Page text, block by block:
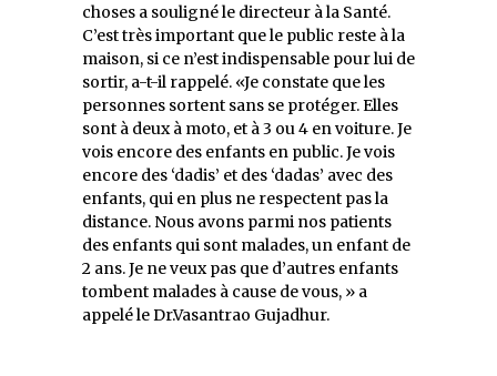
choses a souligné le directeur à la Santé.
C’est très important que le public reste à la
maison, si ce n’est indispensable pour lui de
sortir, a-t-il rappelé. «Je constate que les
personnes sortent sans se protéger. Elles
sont à deux à moto, et à 3 ou 4 en voiture. Je
vois encore des enfants en public. Je vois
encore des ‘dadis’ et des ‘dadas’ avec des
enfants, qui en plus ne respectent pas la
distance. Nous avons parmi nos patients
des enfants qui sont malades, un enfant de
2 ans. Je ne veux pas que d’autres enfants
tombent malades à cause de vous, » a
appelé le Dr.Vasantrao Gujadhur.